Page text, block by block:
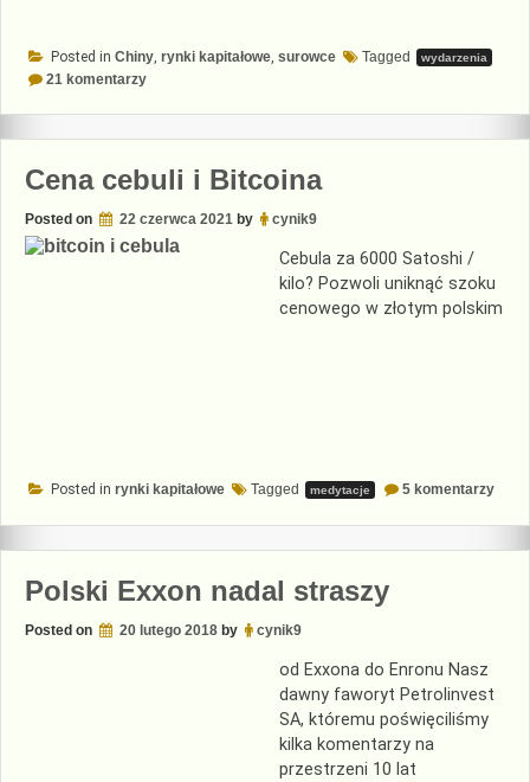
Posted in Chiny, rynki kapitałowe, surowce Tagged wydarzenia
21 komentarzydo
rogiem
Cena cebuli i Bitcoina
Posted on 22 czerwca 2021 by cynik9
Cebula za 6000 Satoshi /
kilo? Pozwoli uniknąć szoku
cenowego w złotym polskim
Posted in rynki kapitałowe Tagged medytacje 5 komentarzydo
Polski Exxon nadal straszy
Posted on 20 lutego 2018 by cynik9
od Exxona do Enronu Nasz
dawny faworyt Petrolinvest
SA, któremu poświęciliśmy
kilka komentarzy na
przestrzeni 10 lat